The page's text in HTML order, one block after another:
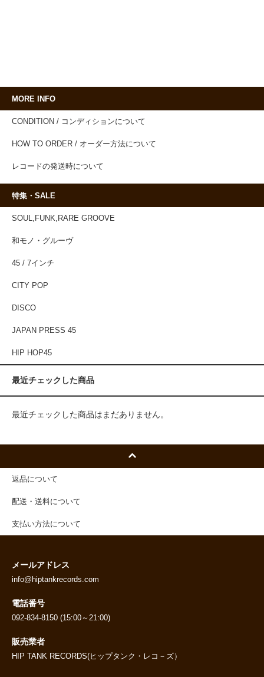
MORE INFO
CONDITION / コンディションについて
HOW TO ORDER / オーダー方法について
レコードの発送時について
特集・SALE
SOUL,FUNK,RARE GROOVE
和モノ・グルーヴ
45 / 7インチ
CITY POP
DISCO
JAPAN PRESS 45
HIP HOP45
最近チェックした商品
最近チェックした商品はまだありません。
返品について
配送・送料について
支払い方法について
メールアドレス
info@hiptankrecords.com
電話番号
092-834-8150 (15:00～21:00)
販売業者
HIP TANK RECORDS(ヒップタンク・レコ－ズ）